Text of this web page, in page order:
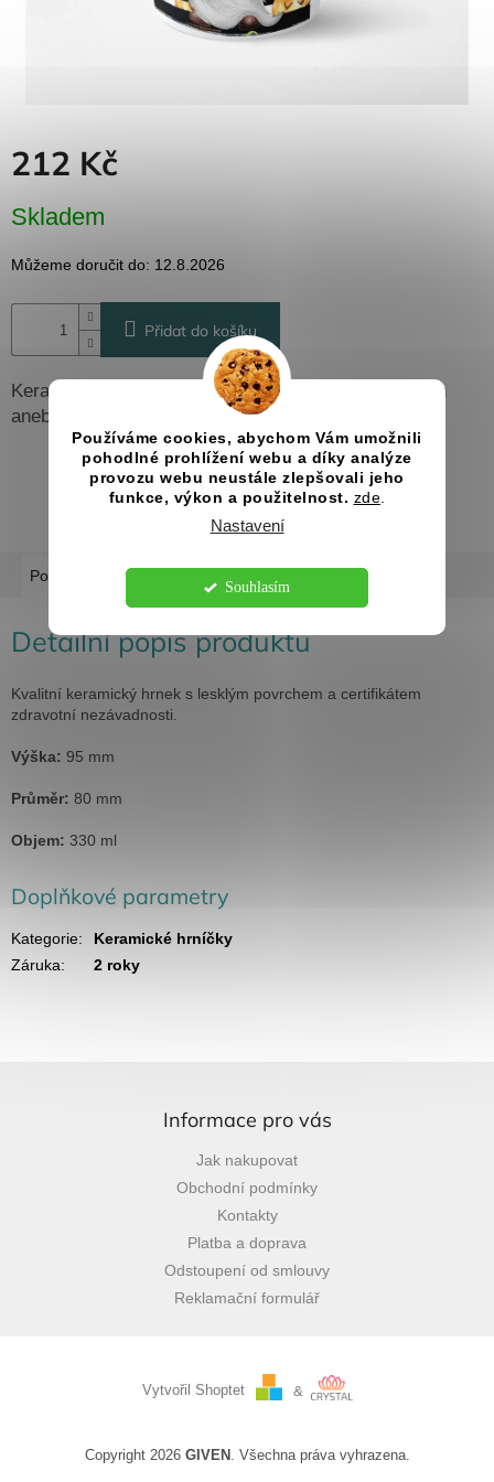
Používáme cookies, abychom Vám umožnili
pohodlné prohlížení webu a díky analýze
provozu webu neustále zlepšovali jeho
funkce, výkon a použitelnost. zde
Nastavení
Souhlasím
firmy
Valentýn
212 Kč
cena:
Skladem
Můžeme doručit do: 12.8.2026
Přidat do košíku
Keramický hrnek je ideálním doplňkem na Halloween
anebo na jakoukoliv strašidelnou oslavu!
Popis Diskuze
Detailní popis produktu
Kvalitní keramický hrnek s lesklým povrchem a certifikátem
zdravotní nezávadnosti.
Výška: 95 mm
Průměr: 80 mm
Objem: 330 ml
Doplňkové parametry
Kategorie:
Keramické hrníčky
Záruka: 2 roky
Informace pro vás
Jak nakupovat
Obchodní podmínky
Kontakty
Platba a doprava
Odstoupení od smlouvy
Reklamační formulář
Vytvořil Shoptet &
Copyright 2026 GIVEN . Všechna práva vyhrazena.